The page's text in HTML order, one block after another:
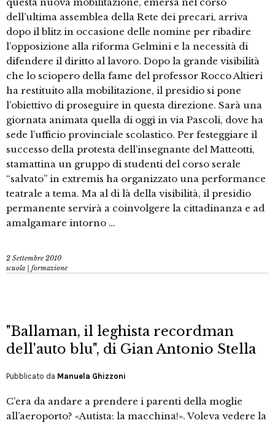
questa nuova mobilitazione, emersa nel corso
dell’ultima assemblea della Rete dei precari, arriva
dopo il blitz in occasione delle nomine per ribadire
l’opposizione alla riforma Gelmini e la necessità di
difendere il diritto al lavoro. Dopo la grande visibilità
che lo sciopero della fame del professor Rocco Altieri
ha restituito alla mobilitazione, il presidio si pone
l’obiettivo di proseguire in questa direzione. Sarà una
giornata animata quella di oggi in via Pascoli, dove ha
sede l’ufficio provinciale scolastico. Per festeggiare il
successo della protesta dell’insegnante del Matteotti,
stamattina un gruppo di studenti del corso serale
“salvato” in extremis ha organizzato una performance
teatrale a tema. Ma al di là della visibilità, il presidio
permanente servirà a coinvolgere la cittadinanza e ad
amalgamare intorno …
2 Settembre 2010
scuola | formazione
"Ballaman, il leghista recordman
dell'auto blu", di Gian Antonio Stella
Pubblicato da Manuela Ghizzoni
C’era da andare a prendere i parenti della moglie
all’aeroporto? «Autista: la macchina!». Voleva vedere la